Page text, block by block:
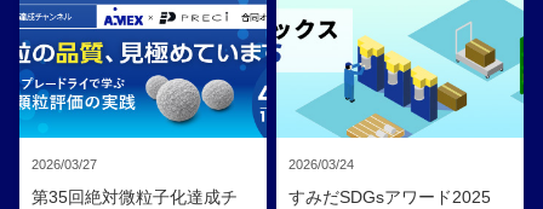
2026/03/27
第35回絶対微粒子化達成チ
2026/03/24
すみだSDGsアワード2025